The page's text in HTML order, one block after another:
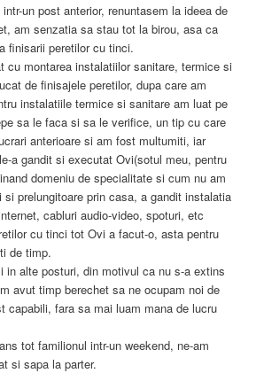
un post anterior, renuntasem la ideea de
am senzatia sa stau tot la birou, asa ca
finisarii peretilor cu tinci.
cu montarea instalatiilor sanitare, termice si
de finisajele peretilor, dupa care am
instalatiile termice si sanitare am luat pe
sa le faca si sa le verifice, un tip cu care
anterioare si am fost multumiti, iar
a gandit si executat Ovi(sotul meu, pentru
domeniu de specialitate si cum nu am
prelungitoare prin casa, a gandit instalatia
cabluri audio-video, spoturi, etc
cu tinci tot Ovi a facut-o, asta pentru
de timp.
in alte posturi, din motivul ca nu s-a extins
avut timp berechet sa ne ocupam noi de
capabili, fara sa mai luam mana de lucru
tot familionul intr-un weekend, ne-am
si sapa la parter.